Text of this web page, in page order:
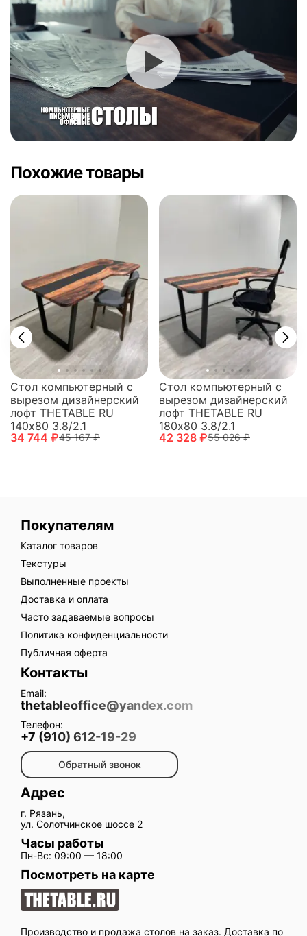
Похожие товары
Стол компьютерный с
вырезом дизайнерский
лофт THETABLE RU
140х80 3.8/2.1
34 744 ₽45 167 ₽
Стол компьютерный с
вырезом дизайнерский
лофт THETABLE RU
180х80 3.8/2.1
42 328 ₽55 026 ₽
Производство и продажа столов на заказ. Доставка по
Покупателям
Каталог товаров
Текстуры
Выполненные проекты
Доставка и оплата
Часто задаваемые вопросы
Политика конфиденциальности
Публичная оферта
Контакты
Email:
thetableoffice@yandex.com
Телефон:
+7 (910) 612-19-29
Обратный звонок
Адрес
г. Рязань,
ул. Солотчинское шоссе 2
Часы работы
Пн-Вс: 09:00 — 18:00
Посмотреть на карте